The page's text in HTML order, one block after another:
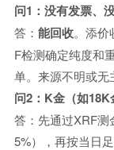
问1：没有发票、
答： 能回收。添价
F检测确定纯度和
单。来源不明或无
问2：K金（如
答：先通过XRF测
5%），再按当日